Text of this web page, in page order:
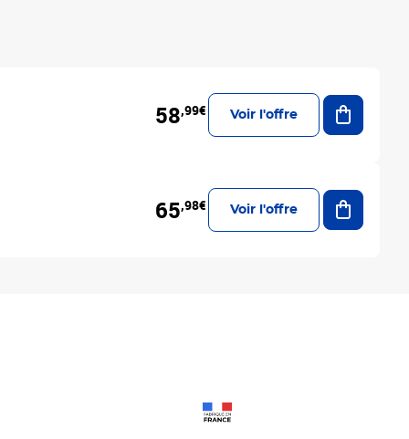
58,99€ Voir l'offre
Ajouter
65,98€ Voir l'offre
Ajouter